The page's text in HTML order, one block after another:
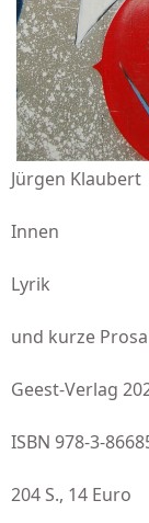
Jürgen Klaubert
Innen
Lyrik
und kurze Prosa
Geest-Verlag
ISBN 978-3-
204 S., 14 Euro